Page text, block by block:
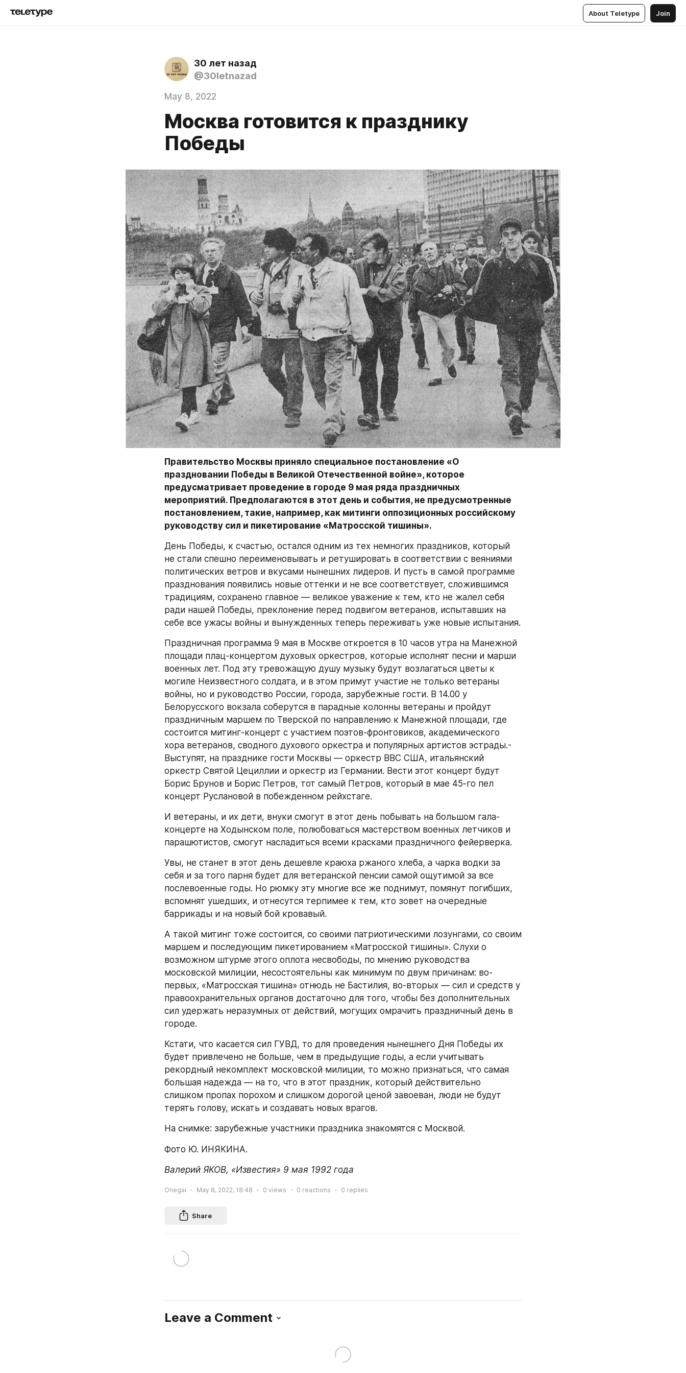
About Teletype Join
30 лет назад
@30letnazad
May 8, 2022
Москва готовится к празднику
Победы
Правительство Москвы приняло специальное постановление «О
праздновании Победы в Великой Отечественной войне», которое
предусматривает проведение в городе 9 мая ряда праздничных
мероприятий. Предполагаются в этот день и события, не предусмотренные
постановлением, такие, например, как митинги оппозиционных российскому
руководству сил и пикетирование «Матросской тишины».
День Победы, к счастью, остался одним из тех немногих праздников, который
не стали спешно переименовывать и ретушировать в соответствии с веяниями
политических ветров и вкусами нынешних лидеров. И пусть в самой программе
празднования появились новые оттенки и не все соответствует, сложившимся
традициям, сохранено главное — великое уважение к тем, кто не жалел себя
ради нашей Победы, преклонение перед подвигом ветеранов, испытавших на
себе все ужасы войны и вынужденных теперь переживать уже новые испытания.
Праздничная программа 9 мая в Москве откроется в 10 часов утра на Манежной
площади плац-концертом духовых оркестров, которые исполнят песни и марши
военных лет. Под эту тревожащую душу музыку будут возлагаться цветы к
могиле Неизвестного солдата, и в этом примут участие не только ветераны
войны, но и руководство России, города, зарубежные гости. В 14.00 у
Белорусского вокзала соберутся в парадные колонны ветераны и пройдут
праздничным маршем по Тверской по направлению к Манежной площади, где
состоится митинг-концерт с участием поэтов-фронтовиков, академического
хора ветеранов, сводного духового оркестра и популярных артистов эстрады.-
Выступят, на празднике гости Москвы — оркестр ВВС США, итальянский
оркестр Святой Цециллии и оркестр из Германии. Вести этот концерт будут
Борис Брунов и Борис Петров, тот самый Петров, который в мае 45-го пел
концерт Руслановой в побежденном рейхстаге.
И ветераны, и их дети, внуки смогут в этот день побывать на большом гала-
концерте на Ходынском поле, полюбоваться мастерством военных летчиков и
парашютистов, смогут насладиться всеми красками праздничного фейерверка.
Увы, не станет в этот день дешевле краюха ржаного хлеба, а чарка водки за
себя и за того парня будет для ветеранской пенсии самой ощутимой за все
послевоенные годы. Но рюмку эту многие все же поднимут, помянут погибших,
вспомнят ушедших, и отнесутся терпимее к тем, кто зовет на очередные
баррикады и на новый бой кровавый.
А такой митинг тоже состоится, со своими патриотическими лозунгами, со своим
маршем и последующим пикетированием «Матросской тишины». Слухи о
возможном штурме этого оплота несвободы, по мнению руководства
московской милиции, несостоятельны как минимум по двум причинам: во-
первых, «Матросская тишина» отнюдь не Бастилия, во-вторых — сил и средств у
правоохранительных органов достаточно для того, чтобы без дополнительных
сил удержать неразумных от действий, могущих омрачить праздничный день в
городе.
Кстати, что касается сил ГУВД, то для проведения нынешнего Дня Победы их
будет привлечено не больше, чем в предыдущие годы, а если учитывать
рекордный некомплект московской милиции, то можно признаться, что самая
большая надежда — на то, что в этот праздник, который действительно
слишком пропах порохом и слишком дорогой ценой завоеван, люди не будут
терять голову, искать и создавать новых врагов.
На снимке: зарубежные участники праздника знакомятся с Москвой.
Фото Ю. ИНЯКИНА.
Валерий ЯКОВ, «Известия» 9 мая 1992 года
Onegai May 8, 2022, 18:48 0 views 0 reactions 0 replies
Share
Leave a Comment